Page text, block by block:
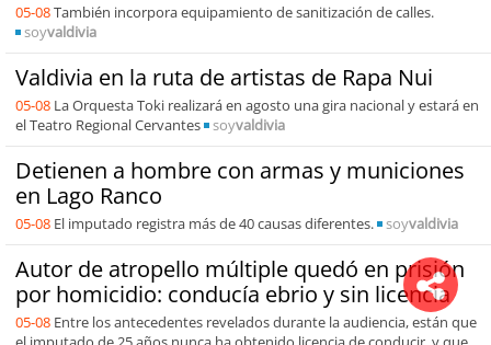
05-08También incorpora equipamiento de sanitización de calles.
soyvaldivia
Valdivia en la ruta de artistas de Rapa Nui
05-08 La Orquesta Toki realizará en agosto una gira nacional y estará en
el Teatro Regional Cervantes
soyvaldivia
Detienen a hombre con armas y municiones
en Lago Ranco
05-08 El imputado registra más de 40 causas diferentes. soyvaldivia
Autor de atropello múltiple quedó en prisión
por homicidio: conducía ebrio y sin licencia
05-08 Entre los antecedentes revelados durante la audiencia, están que